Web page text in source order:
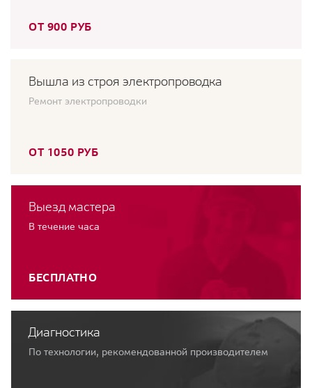
ОТ 900 РУБ
Вышла из строя электропроводка
Ремонт электропроводки
ОТ 1050 РУБ
Выезд мастера
В течение часа
БЕСПЛАТНО
Диагностика
По технологии, рекомендованной производителем